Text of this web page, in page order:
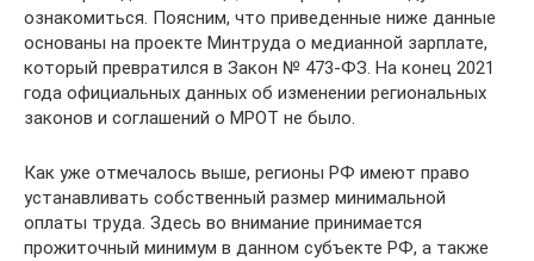
ознакомиться. Поясним, что приведенные ниже данные
основаны на проекте Минтруда о медианной зарплате,
который превратился в Закон № 473-ФЗ. На конец 2021
года официальных данных об изменении региональных
законов и соглашений о МРОТ не было.
Как уже отмечалось выше, регионы РФ имеют право
устанавливать собственный размер минимальной
оплаты труда. Здесь во внимание принимается
прожиточный минимум в данном субъекте РФ, а также